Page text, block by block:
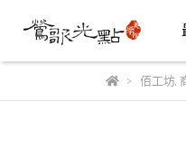
佰工坊,